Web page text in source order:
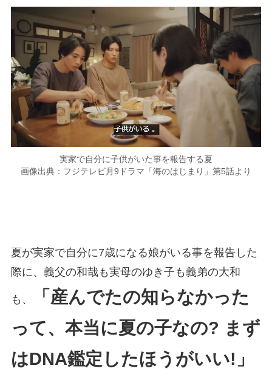
実家で自分に子供がいた事を報告する夏
画像出典：フジテレビ月9ドラマ「海のはじまり」第5話より
夏が実家で自分に7歳になる娘がいる事を報告した
際に、義父の和哉も実母のゆき子も義弟の大和
も、
「産んでたの知らなかった
って、本当に夏の子なの? まず
はDNA鑑定したほうがいい!」